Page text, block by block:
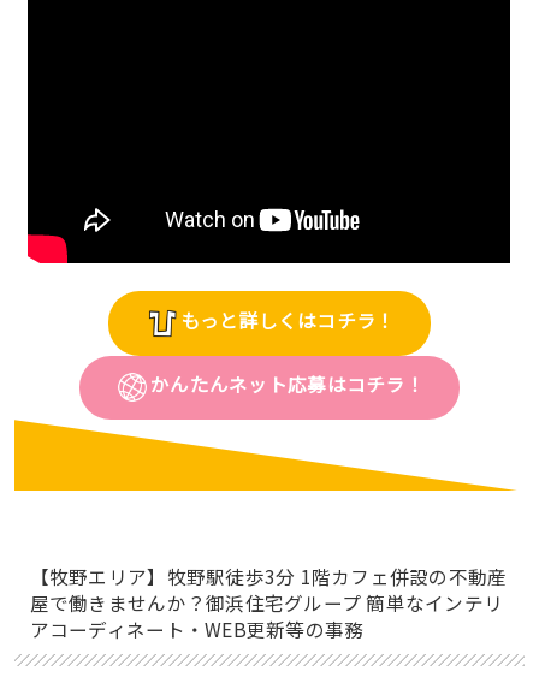
もっと詳しくはコチラ！
かんたんネット応募はコチラ！
【牧野エリア】牧野駅徒歩3分 1階カフェ併設の不動産
屋で働きませんか？御浜住宅グループ 簡単なインテリ
アコーディネート・WEB更新等の事務